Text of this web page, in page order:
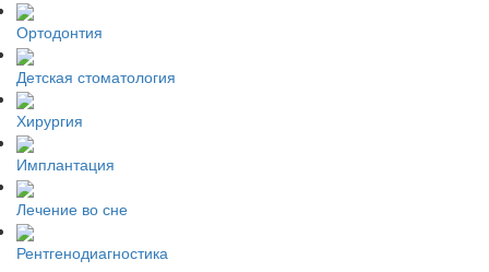
Ортодонтия
Детская стоматология
Хирургия
Имплантация
Лечение во сне
Рентгенодиагностика